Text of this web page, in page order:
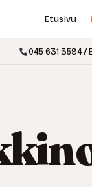
Etusivu
045 631 3594 /